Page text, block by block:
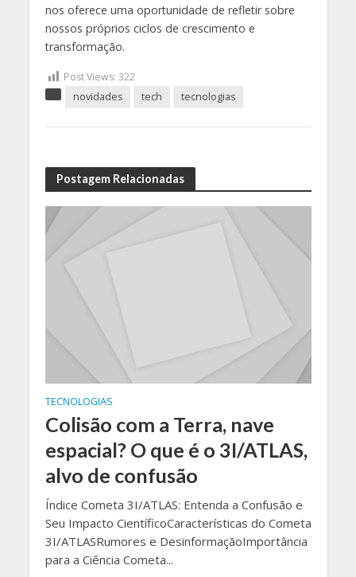
nos oferece uma oportunidade de refletir sobre
nossos próprios ciclos de crescimento e
transformação.
Post Views: 322
novidades
tech tecnologias
Postagem Relacionadas
TECNOLOGIAS
Colisão com a Terra, nave
espacial? O que é o 3I/ATLAS,
alvo de confusão
Índice Cometa 3I/ATLAS: Entenda a Confusão e
Seu Impacto CientíficoCaracterísticas do Cometa
3I/ATLASRumores e DesinformaçãoImportância
para a Ciência Cometa...